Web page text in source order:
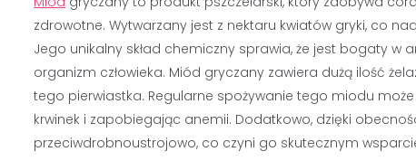
zdrowotne. Wytwarzany jest z nektaru kwiatów gryki, co
Jego unikalny skład chemiczny sprawia, że jest bogaty w
organizm człowieka. Miód gryczany zawiera dużą ilość
tego pierwiastka. Regularne spożywanie tego miodu
krwinek i zapobiegając anemii. Dodatkowo, dzięki
przeciwdrobnoustrojowo, co czyni go skutecznym